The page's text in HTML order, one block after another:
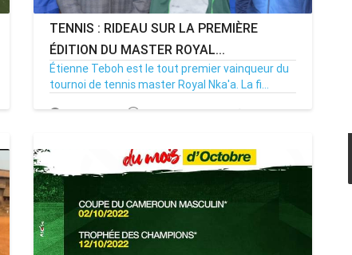
TENNIS : RIDEAU SUR LA PREMIÈRE
ÉDITION DU MASTER ROYAL...
Étienne Teboh est le tout premier vainqueur du
tournoi de tennis master Royal Nka'a. La fi...
17/07/24 Par MenouActu 0
MENOUA VISION